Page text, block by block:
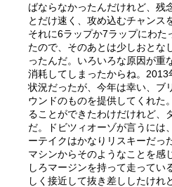
ばならなかったんだけれど、残
とだけ速く、攻め込むチャンス
それに6ラップか7ラップにわた
たので、そのあとは少しおとな
ったんだ。いろいろな原因が重
消耗してしまったからね。
状況だったが、今年は幸い、ブ
ウンドのものを提供してくれた
ることができたわけだけれど、
だ。ドビツィオーゾが言うには
ーテイクはかなりリスキーだっ
マシンからそのようなことを感
しろマージンを持って走ってい
しく接近して抜き差ししたけれ